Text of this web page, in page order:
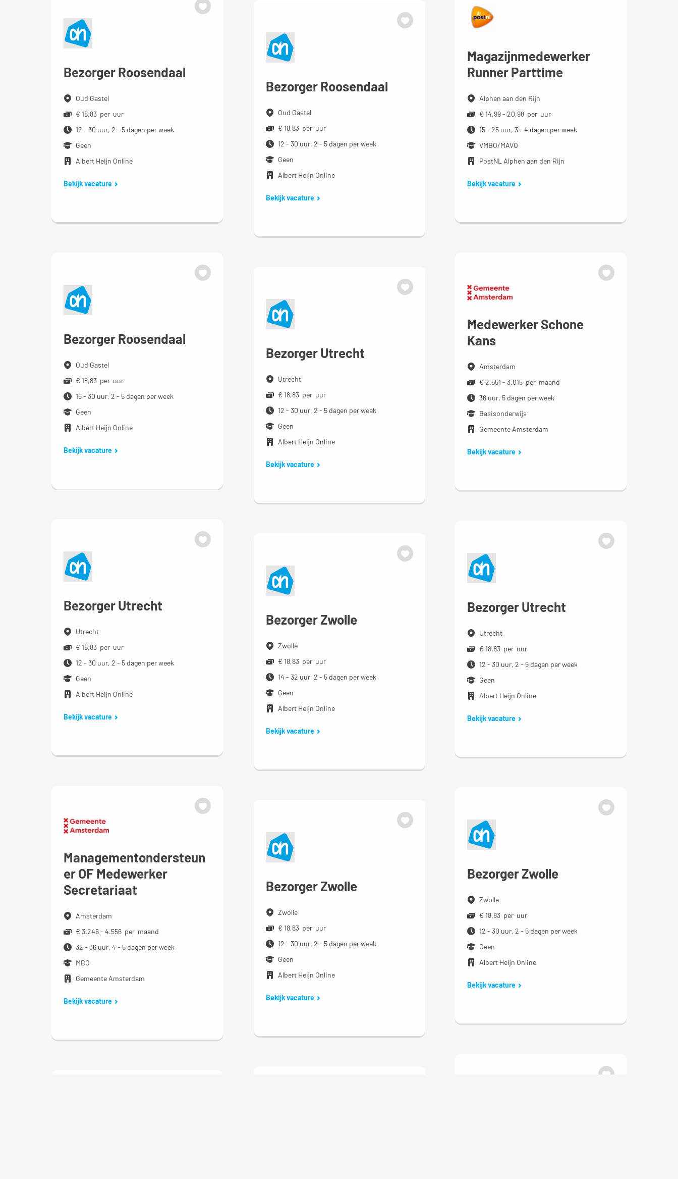
Magazijnmedewerker
Runner Parttime
Alphen aan den Rijn
€ 14,99 - 20,98 per uur
15 - 25 uur, 3 - 4 dagen per week
VMBO/MAVO
PostNL Alphen aan den Rijn
Bekijk vacature
Bezorger Roosendaal
Oud Gastel
€ 18,83 per uur
12 - 30 uur, 2 - 5 dagen per week
Geen
Albert Heijn Online
Bekijk vacature
Bezorger Roosendaal
Oud Gastel
€ 18,83 per uur
12 - 30 uur, 2 - 5 dagen per week
Geen
Albert Heijn Online
Bekijk vacature
Bezorger Roosendaal
Oud Gastel
€ 18,83 per uur
16 - 30 uur, 2 - 5 dagen per week
Geen
Albert Heijn Online
Bekijk vacature
Medewerker Schone
Kans
Amsterdam
€ 2.551 - 3.015 per maand
36 uur, 5 dagen per week
Basisonderwijs
Gemeente Amsterdam
Bekijk vacature
Bezorger Utrecht
Utrecht
€ 18,83 per uur
12 - 30 uur, 2 - 5 dagen per week
Geen
Albert Heijn Online
Bekijk vacature
Bezorger Utrecht
Utrecht
€ 18,83 per uur
12 - 30 uur, 2 - 5 dagen per week
Geen
Albert Heijn Online
Bekijk vacature
Bezorger Utrecht
Utrecht
€ 18,83 per uur
12 - 30 uur, 2 - 5 dagen per week
Geen
Albert Heijn Online
Bekijk vacature
Bezorger Zwolle
Zwolle
€ 18,83 per uur
14 - 32 uur, 2 - 5 dagen per week
Geen
Albert Heijn Online
Bekijk vacature
Managementondersteun
er OF Medewerker
Secretariaat
Amsterdam
€ 3.246 - 4.556 per maand
32 - 36 uur, 4 - 5 dagen per week
MBO
Gemeente Amsterdam
Bekijk vacature
Bezorger Zwolle
Zwolle
€ 18,83 per uur
12 - 30 uur, 2 - 5 dagen per week
Geen
Albert Heijn Online
Bekijk vacature
Bezorger Zwolle
Zwolle
€ 18,83 per uur
12 - 30 uur, 2 - 5 dagen per week
Geen
Albert Heijn Online
Bekijk vacature